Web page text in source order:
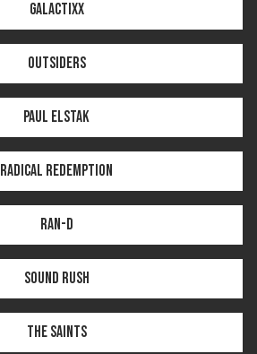
Galactixx
Outsiders
Paul Elstak
Radical Redemption
Ran-D
Sound Rush
The Saints